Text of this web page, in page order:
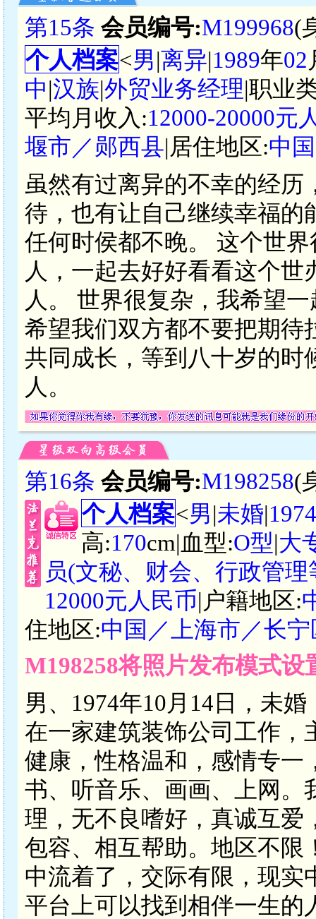
第15条 会员编号:M199968(
个人档案<男|离异|1989年02
中|汉族|外贸业务经理|职业
平均月收入:12000-20000元
堰市／郧西县|居住地区:中
虽然有过离异的不幸的经
待，也有让自己继续幸福的
任何时侯都不晚。 这个世
人，一起去好好看看这个
人。 世界很复杂，我希望
希望我们双方都不要把期待
共同成长，等到八十岁的时
人。
第16条 会员编号:M198258(
个人档案<男|未婚|1974
高:170cm|血型:O型|大
员(文秘、财会、行政管
12000元人民币|户籍地区:
住地区:中国／上海市／长宁
M198258将照片发布模式
男、1974年10月14日，未
在一家建筑装饰公司工作，
健康，性格温和，感情专一
书、听音乐、画画、上网。
理，无不良嗜好，真诚互爱
包容、相互帮助。地区不限
中流着了，交际有限，现实
平台上可以找到相伴一生的